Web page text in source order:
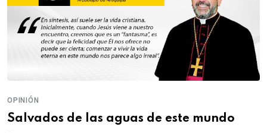
OPINIÓN
Cuando un “NO” debería ser suficiente